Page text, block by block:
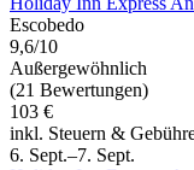
Escobedo
9,6/10
Außergewöhnlich
(21 Bewertungen)
103 €
inkl. Steuern &
6. Sept.–7. Sept.